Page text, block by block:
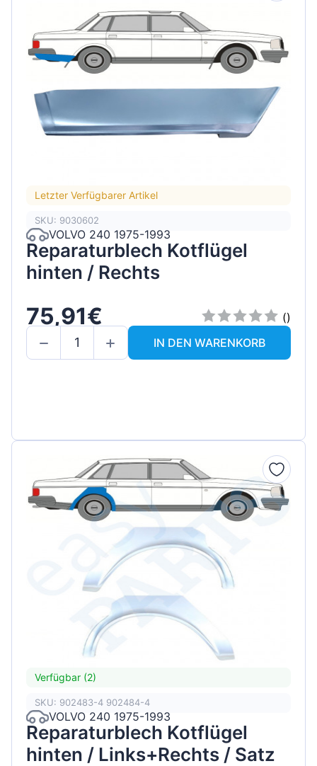
Letzter Verfügbarer Artikel
SKU: 9030602
VOLVO 240 1975-1993
Reparaturblech Kotflügel
hinten / Rechts
75,91€
()
IN DEN WARENKORB
Verfügbar (2)
SKU: 902483-4 902484-4
VOLVO 240 1975-1993
Reparaturblech Kotflügel
hinten / Links+Rechts / Satz